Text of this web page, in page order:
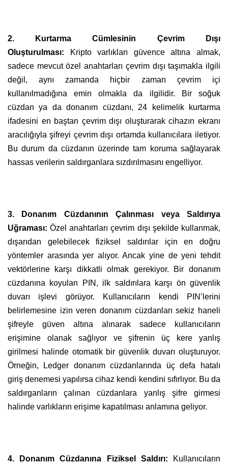
2. Kurtarma Cümlesinin Çevrim Dışı
Oluşturulması:
Kripto varlıkları güvence altına almak,
sadece mevcut özel anahtarları çevrim dışı taşımakla ilgili
değil, aynı zamanda hiçbir zaman çevrim içi
kullanılmadığına emin olmakla da ilgilidir. Bir soğuk
cüzdan ya da donanım cüzdanı, 24 kelimelik kurtarma
ifadesini en baştan çevrim dışı oluşturarak cihazın ekranı
aracılığıyla şifreyi çevrim dışı ortamda kullanıcılara iletiyor.
Bu durum da cüzdanın üzerinde tam koruma sağlayarak
hassas verilerin saldırganlara sızdırılmasını engelliyor.
3. Donanım Cüzdanının Çalınması veya Saldırıya
Uğraması: Özel anahtarları çevrim dışı şekilde kullanmak,
dışarıdan gelebilecek fiziksel saldırılar için en doğru
yöntemler arasında yer alıyor. Ancak yine de yeni tehdit
vektörlerine karşı dikkatli olmak gerekiyor. Bir donanım
cüzdanına koyulan PIN, ilk saldırılara karşı ön güvenlik
duvarı işlevi görüyor. Kullanıcıların kendi PIN’lerini
belirlemesine izin veren donanım cüzdanları sekiz haneli
şifreyle güven altına alınarak sadece kullanıcıların
erişimine olanak sağlıyor ve şifrenin üç kere yanlış
girilmesi halinde otomatik bir güvenlik duvarı oluşturuyor.
Örneğin, Ledger donanım cüzdanlarında üç defa hatalı
giriş denemesi yapılırsa cihaz kendi kendini sıfırlıyor. Bu da
saldırganların çalınan cüzdanlara yanlış şifre girmesi
halinde varlıkların erişime kapatılması anlamına geliyor.
4. Donanım Cüzdanına Fiziksel Saldırı: Kullanıcıların